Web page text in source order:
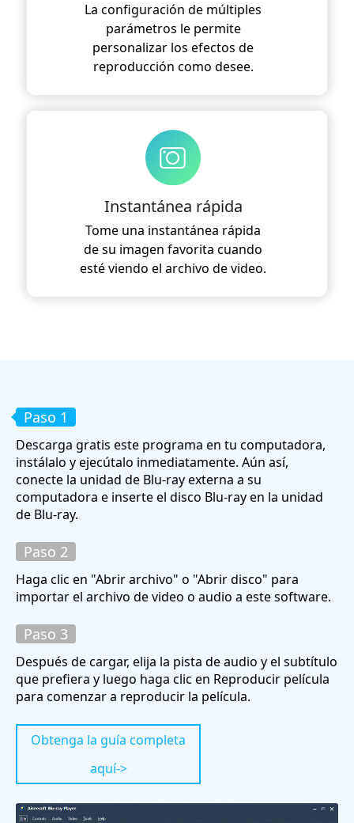
La configuración de múltiples
parámetros le permite
personalizar los efectos de
reproducción como desee.
Instantánea rápida
Tome una instantánea rápida
de su imagen favorita cuando
esté viendo el archivo de video.
Paso 1
Descarga gratis este programa en tu computadora,
instálalo y ejecútalo inmediatamente. Aún así,
conecte la unidad de Blu-ray externa a su
computadora e inserte el disco Blu-ray en la unidad
de Blu-ray.
Paso 2
Haga clic en "Abrir archivo" o "Abrir disco" para
importar el archivo de video o audio a este software.
Paso 3
Después de cargar, elija la pista de audio y el subtítulo
que prefiera y luego haga clic en Reproducir película
para comenzar a reproducir la película.
Obtenga la guía completa
aquí->